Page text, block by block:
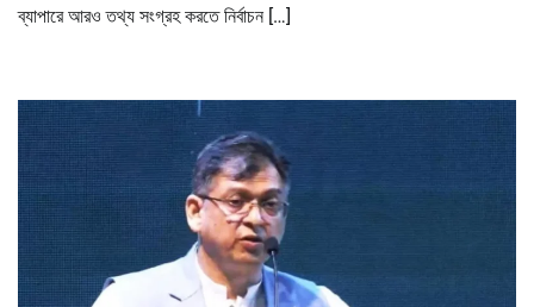
ব্যাপারে আরও তথ্য সংগ্রহ করতে নির্বাচন […]